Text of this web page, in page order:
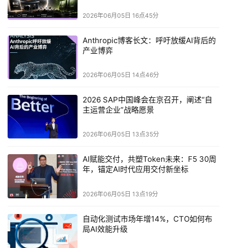
KV Engine、Layerwise流水线加载、DPU原生架构三大协
同工作的技术支柱，
从数据访问和IO处理模式、加载逻辑、
硬件部署三个维度，彻底解决传统方案的结构性痛点，打造
出适配KV Cache小型随机IO特性的全链路优化体系。
创新一：AI原生KV接口与KV Engine，彻底消除文件
系统冗余开销
WQS打造的AI原生KV接口与分布式KV Engine，是其
2026年06月05日 16点45分
Anthropic博客长文：呼吁放缓AI背后的
产业博弈
2026年06月05日 14点46分
2026 SAP中国峰会在京召开，阐述“自
主运营企业”战略愿景
2026年06月05日 13点35分
AI赋能交付，共塑Token未来：F5 30周
年，锚定AI时代应用交付新坐标
2026年06月05日 13点19分
自动化测试市场年增14%，CTO如何布
局AI效能升级